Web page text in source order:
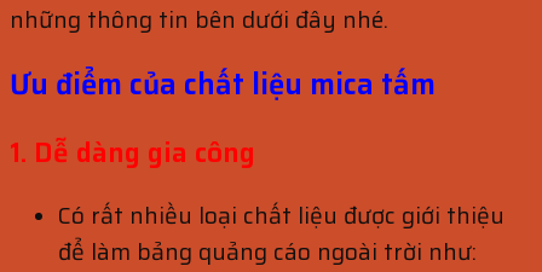
những thông tin bên dưới đây nhé.
Ưu điểm của chất liệu mica tấm
1. Dễ dàng gia công
Có rất nhiều loại chất liệu được giới thiệu
để làm bảng quảng cáo ngoài trời như: